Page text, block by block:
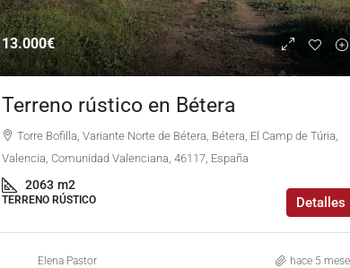
13.000€
Terreno rústico en Bétera
Torre Bofilla, Variante Norte de Bétera, Bétera, El Camp de Túria,
Valencia, Comunidad Valenciana, 46117, España
2063 m2
TERRENO RÚSTICO Detalles
Elena Pastor hace 5